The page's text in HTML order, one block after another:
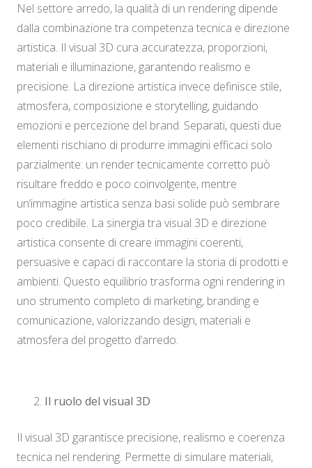
Nel settore arredo, la qualità di un rendering dipende
dalla combinazione tra competenza tecnica e direzione
artistica. Il visual 3D cura accuratezza, proporzioni,
materiali e illuminazione, garantendo realismo e
precisione. La direzione artistica invece definisce stile,
atmosfera, composizione e storytelling, guidando
emozioni e percezione del brand. Separati, questi due
elementi rischiano di produrre immagini efficaci solo
parzialmente: un render tecnicamente corretto può
risultare freddo e poco coinvolgente, mentre
un’immagine artistica senza basi solide può sembrare
poco credibile. La sinergia tra visual 3D e direzione
artistica consente di creare immagini coerenti,
persuasive e capaci di raccontare la storia di prodotti e
ambienti. Questo equilibrio trasforma ogni rendering in
uno strumento completo di marketing, branding e
comunicazione, valorizzando design, materiali e
atmosfera del progetto d’arredo.
Il ruolo del visual 3D
Il visual 3D garantisce precisione, realismo e coerenza
tecnica nel rendering. Permette di simulare materiali,